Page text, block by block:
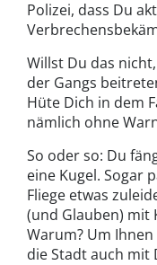
Polizei, dass Du
Willst Du das
der Gangs
Hüte Dich in dem
nämlich ohne
So oder so: Du
eine Kugel. Sogar
Fliege etwas
(und Glauben) mit
Warum? Um
die Stadt auch mit